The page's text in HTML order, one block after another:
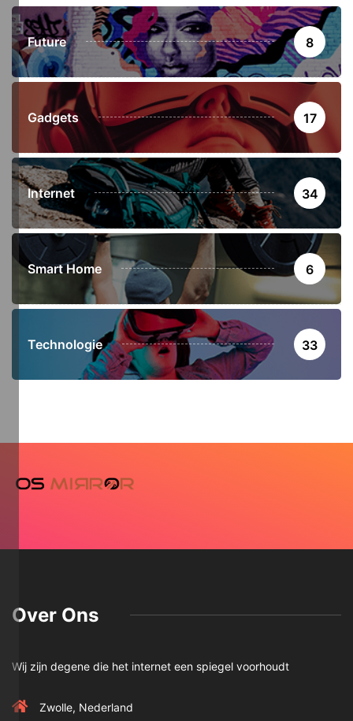
Future 8
Gadgets 17
Internet 34
Smart Home 6
Technologie 33
Over Ons
Wij zijn degene die het internet een spiegel voorhoudt
Zwolle, Nederland